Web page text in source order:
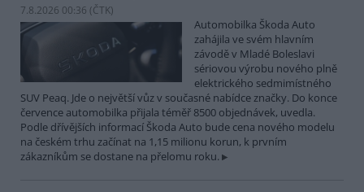
7.8.2026 00:36 (ČTK)
Automobilka Škoda Auto
zahájila ve svém hlavním
závodě v Mladé Boleslavi
sériovou výrobu nového plně
elektrického sedmimístného
SUV Peaq. Jde o největší vůz v současné nabídce značky. Do konce
července automobilka přijala téměř 8500 objednávek, uvedla.
Podle dřívějších informací Škoda Auto bude cena nového modelu
na českém trhu začínat na 1,15 milionu korun, k prvním
zákazníkům se dostane na přelomu roku.